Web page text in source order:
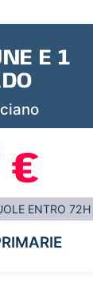
E 1
€
ENTRO 72H